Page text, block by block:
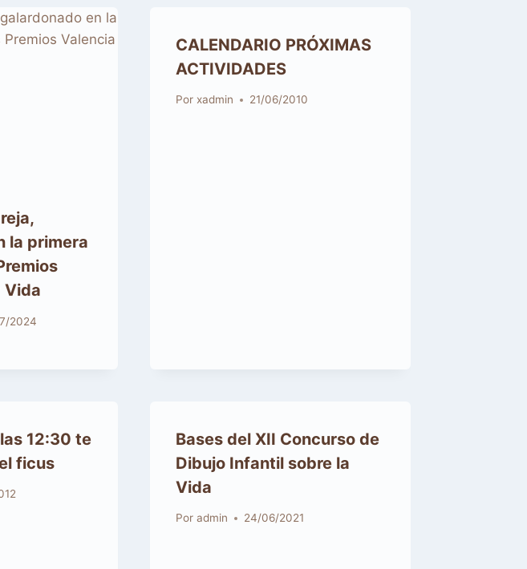
la primera
Vida
2024
CALENDARIO PRÓXIMAS
ACTIVIDADES
Por xadmin 21/06/2010
12:30 te
esperamos en el ficus‏
Bases del XII Concurso de
Dibujo Infantil sobre la
Vida
Por admin 24/06/2021